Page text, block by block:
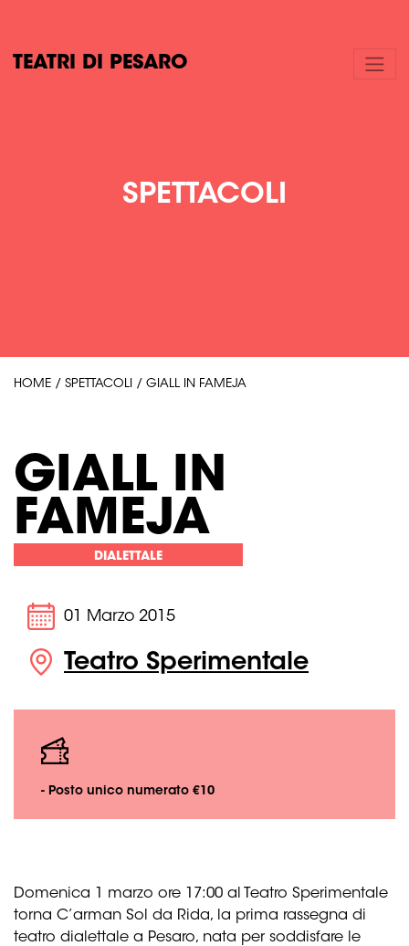
TEATRI DI PESARO
SPETTACOLI
HOME / SPETTACOLI / GIALL IN FAMEJA
GIALL IN
FAMEJA
DIALETTALE
01 Marzo 2015
Teatro Sperimentale
- Posto unico numerato €10
Domenica 1 marzo ore 17:00 al Teatro Sperimentale
torna C’arman Sol da Rida, la prima rassegna di
teatro dialettale a Pesaro, nata per soddisfare le